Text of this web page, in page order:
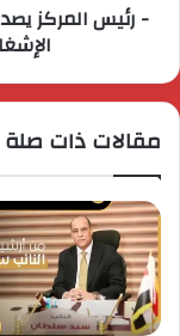
- رئيس المركز
مقالات ذات صلة